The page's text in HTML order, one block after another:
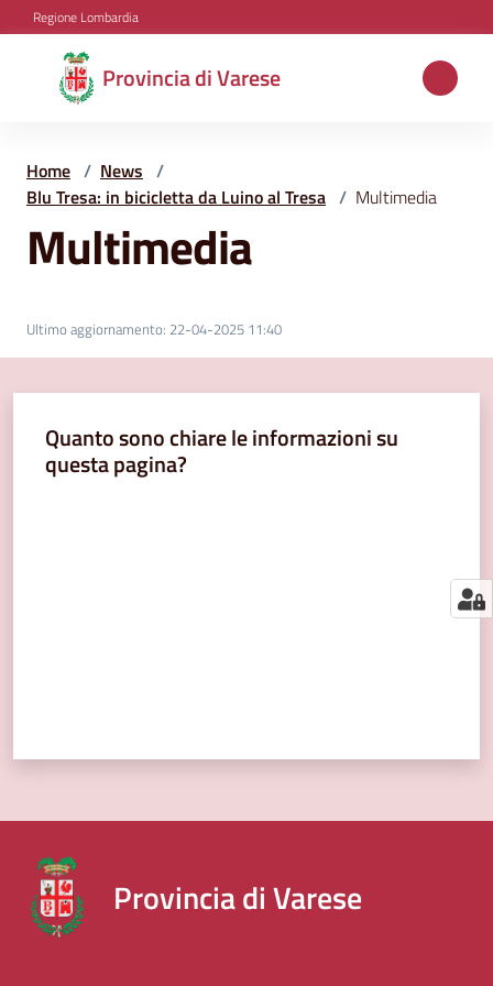
Vai al contenuto
Vai alla navigazione
Vai al footer
Regione Lombardia
Provincia di Varese
Provincia
di
Aree
tematiche
Amministrazione
Servizi
Home / News /
Blu Tresa: in bicicletta da Luino al Tresa / Multimedia
Multimedia
Ultimo aggiornamento: 22-04-2025 11:40
Quanto sono chiare le informazioni su
questa pagina?
Provincia di Varese